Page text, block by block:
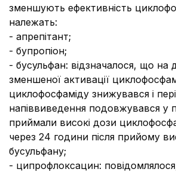
зменшують ефективність
належать:
- апрепітант;
- бупропіон;
- бусульфан: відзначалося, що на
зменшеної активації
циклофосфаміду знижувався і
напіввиведення подовжувався у
приймали високі дози
через 24 години після прийому
бусульфану;
- ципрофлоксацин: